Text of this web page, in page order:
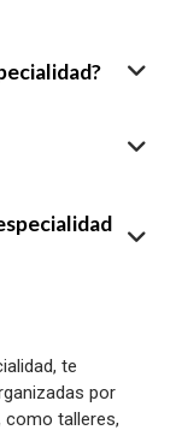
te
por
como talleres,